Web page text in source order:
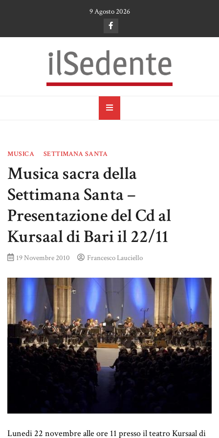
9 Agosto 2026
il Sedente
MUSICA SETTIMANA SANTA
Musica sacra della
Settimana Santa –
Presentazione del Cd al
Kursaal di Bari il 22/11
19 Novembre 2010 Francesco Lauciello
Lunedi 22 novembre alle ore 11 presso il teatro Kursaal di